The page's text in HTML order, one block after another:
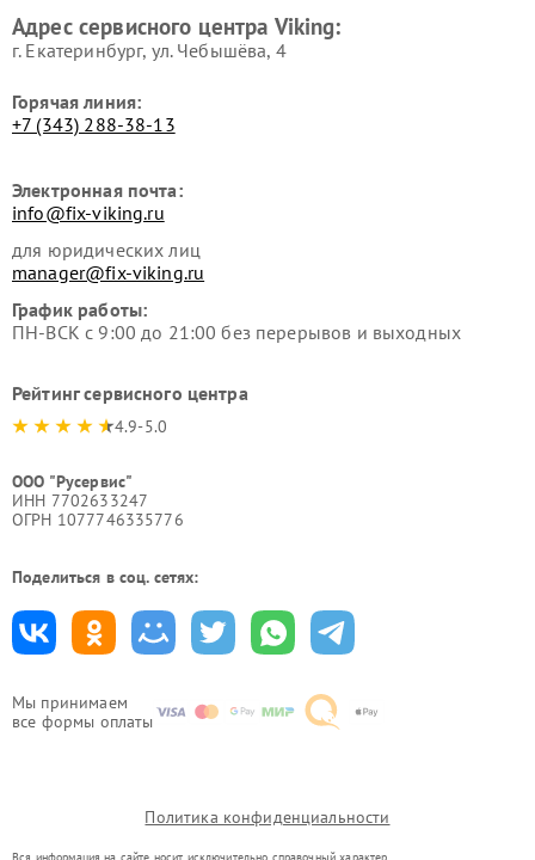
Мы принимаем
все формы оплаты
Адрес сервисного центра Viking:
г. Екатеринбург, ул. Чебышёва, 4
Горячая линия:
+7 (343) 288-38-13
Электронная почта:
info@fix-viking.ru
для юридических лиц
manager@fix-viking.ru
График работы:
ПН-ВСК с 9:00 до 21:00 без перерывов и выходных
Рейтинг сервисного центра
4.9-5.0
ООО "Русервис"
ИНН 7702633247
ОГРН 1077746335776
Поделиться в соц. сетях:
Политика конфиденциальности